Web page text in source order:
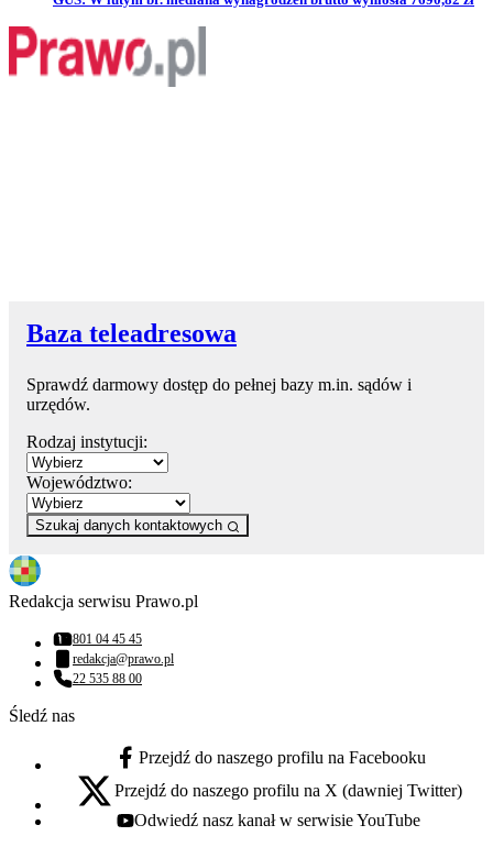
Baza teleadresowa
Sprawdź darmowy dostęp do pełnej bazy m.in. sądów i
urzędów.
Rodzaj instytucji:
Województwo:
Szukaj danych kontaktowych
Redakcja serwisu Prawo.pl
Numer telefonu:
801 04 45 45
Adres email:
redakcja@prawo.pl
Numer telefonu:
22 535 88 00
Śledź nas
facebook - otwiera się w nowej karcie
Przejdź do naszego profilu na Facebooku
x - otwiera się w nowej karcie
Przejdź do naszego profilu na X (dawniej Twitter)
youtube - otwiera się w nowej karcie
Odwiedź nasz kanał w serwisie YouTube